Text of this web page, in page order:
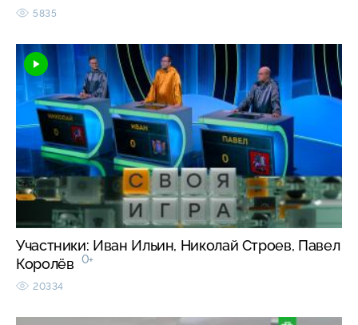
5835
Участники: Иван Ильин, Николай Строев, Павел
Королёв
0+
20334